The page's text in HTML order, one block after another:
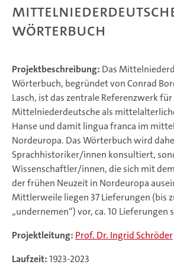
Wörterbuch
Projektbeschreibung: Das
Wörterbuch, begründet von Conrad
Lasch, ist das zentrale Referenzwerk für
Mittelniederdeutsche als
Hanse und damit lingua franca im
Nordeuropa. Das Wörterbuch wird
Sprachhistoriker/innen konsultiert,
Wissenschaftler/innen, die sich mit
der frühen Neuzeit in Nordeuropa
Mittlerweile liegen 37 Lieferungen (bis
„undernemen“) vor, ca. 10 Lieferungen
Projektleitung: Prof. Dr. Ingrid Schröder
Laufzeit:1923-2023